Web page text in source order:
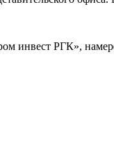
инвест РГК»,